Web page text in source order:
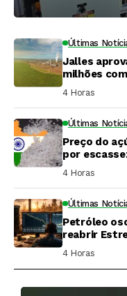
Últimas
Jalles
milhões
4 Horas ⁮
Últimas
Preço do
por
4 Horas ⁮
Últimas
Petróleo
reabrir
4 Horas ⁮